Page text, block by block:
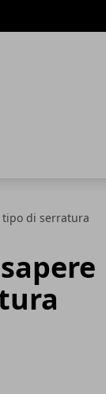
tipo di serratura